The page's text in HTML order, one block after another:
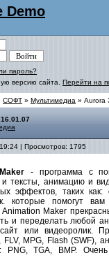
Demo
пароль?
версию сайта. Перейти на
СОФТ » Мультимедиа » Aurora
| Просмотров: 1795
- программа с
и тексты, анимацию и
эффектов, таких как:
которые помогут вам
Maker
и переделать любой
или видеоролик.
MPG, Flash (SWF),
PNG, TGA, BMP.